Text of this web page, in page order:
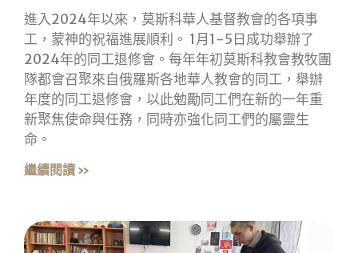
進入2024年以來，莫斯科華人基督教會的各項事
工，蒙神的祝福進展順利。 1月1-5日成功舉辦了
2024年的同工退修會。每年年初莫斯科教會教牧團
隊都會召聚來自俄羅斯各地華人教會的同工，舉辦
年度的同工退修會，以此勉勵同工們在新的一年重
新聚焦使命與任務，同時亦強化同工們的屬靈生
命。
繼續閱讀 »